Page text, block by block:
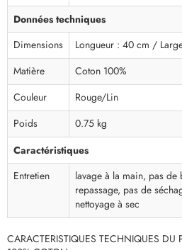
Données techniques
Dimensions
Longueur : 40 cm /
Matière
Coton 100%
Couleur
Rouge/Lin
Poids
0.75 kg
Caractéristiques
Entretien
lavage à la main, pas de
repassage, pas de
nettoyage à sec
CARACTERISTIQUES TECHNIQUES DU